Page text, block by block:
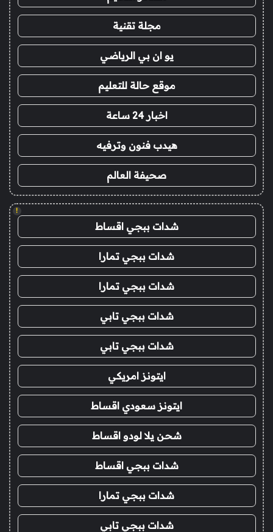
مجلة تقنية
يو ان بي الرياضي
موقع حالة للتعليم
اخبار 24 ساعة
هيدب فنون وترفيه
صحيفة العالم
!
شدات ببجي اقساط
شدات ببجي تمارا
شدات ببجي تمارا
شدات ببجي تابي
شدات ببجي تابي
ايتونز امريكي
ايتونز سعودي اقساط
شحن يلا لودو اقساط
شدات ببجي اقساط
شدات ببجي تمارا
شدات ببجي تابي